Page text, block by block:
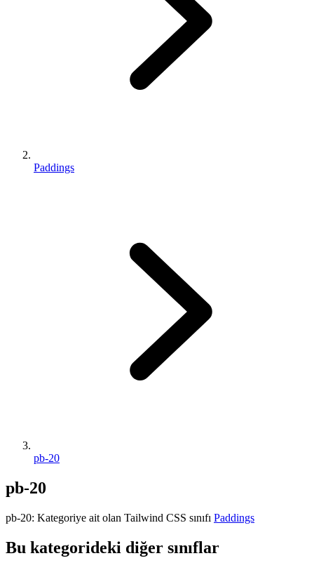
Paddings
pb-20
pb-20
pb-20: Kategoriye ait olan Tailwind CSS sınıfı Paddings
Bu kategorideki diğer sınıflar